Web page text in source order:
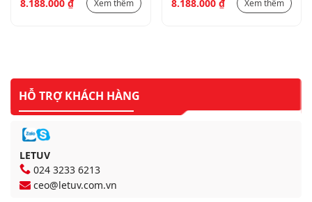
(chưa bao gồm bảng
8.188.000 ₫ Xem thêm
(chưa bao gồm bảng
8.188.000 ₫ Xem thêm
HỖ TRỢ KHÁCH HÀNG
LETUV
024 3233 6213
ceo@letuv.com.vn